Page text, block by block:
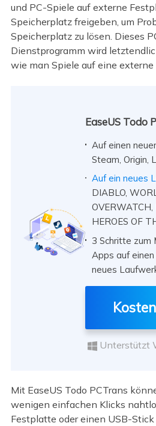
und PC-Spiele auf externe
Speicherplatz freigeben, um
Speicherplatz zu lösen. Dieses
Dienstprogramm wird
wie man Spiele auf eine
EaseUS Todo
Auf einen
Steam, Origin,
Auf ein neues
DIABLO,
HEROES OF
3 Schritte zum
Apps auf
neues
Unterstützt
Mit EaseUS Todo PCTrans
wenigen einfachen Klicks
Festplatte oder einen USB-Stick